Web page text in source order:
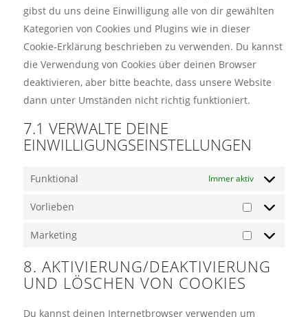
gibst du uns deine Einwilligung alle von dir gewählten
Kategorien von Cookies und Plugins wie in dieser
Cookie-Erklärung beschrieben zu verwenden. Du kannst
die Verwendung von Cookies über deinen Browser
deaktivieren, aber bitte beachte, dass unsere Website
dann unter Umständen nicht richtig funktioniert.
7.1 VERWALTE DEINE
EINWILLIGUNGSEINSTELLUNGEN
Funktional Immer aktiv
Vorlieben
Vorlieben
Marketing
Marketing
8. AKTIVIERUNG/DEAKTIVIERUNG
UND LÖSCHEN VON COOKIES
Du kannst deinen Internetbrowser verwenden um